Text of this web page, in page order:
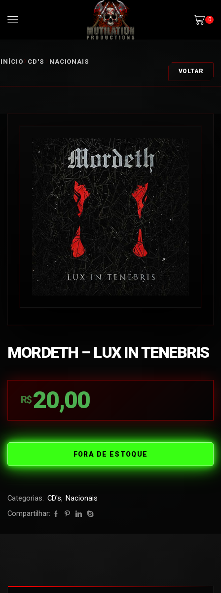
0
INÍCIO CD'S NACIONAIS
VOLTAR
MORDETH – LUX IN TENEBRIS
R$ 20,00
FORA DE ESTOQUE
Categorias: CD's, Nacionais
Compartilhar: